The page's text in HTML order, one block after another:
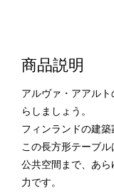
商品説明
アルヴァ・アアル
らしましょう。
フィンランドの建
この長方形テーブ
公共空間まで、あ
力です。